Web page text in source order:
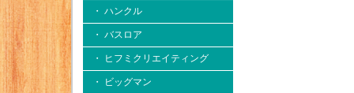
・ ハンクル
・ バスロア
・ ヒフミクリエイティング
・ ビッグマン